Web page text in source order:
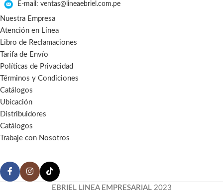
E-mail: ventas@lineaebriel.com.pe
Nuestra Empresa
Atención en Línea
Libro de Reclamaciones
Tarifa de Envío
Políticas de Privacidad
Términos y Condiciones
Catálogos
Ubicación
Distribuidores
Catálogos
Trabaje con Nosotros
EBRIEL LINEA EMPRESARIAL 2023